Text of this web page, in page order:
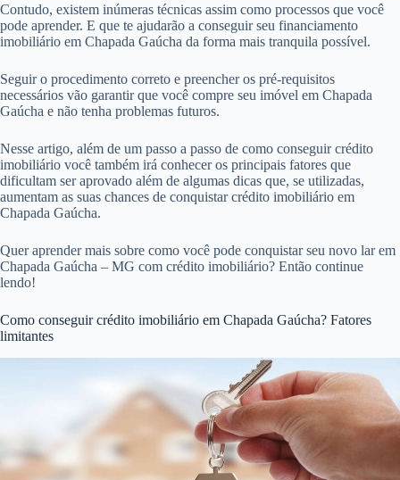
Contudo, existem inúmeras técnicas assim como processos que você
pode aprender. E que te ajudarão a conseguir seu financiamento
imobiliário em Chapada Gaúcha da forma mais tranquila possível.
Seguir o procedimento correto e preencher os pré-requisitos
necessários vão garantir que você compre seu imóvel em Chapada
Gaúcha e não tenha problemas futuros.
Nesse artigo, além de um passo a passo de como conseguir crédito
imobiliário você também irá conhecer os principais fatores que
dificultam ser aprovado além de algumas dicas que, se utilizadas,
aumentam as suas chances de conquistar crédito imobiliário em
Chapada Gaúcha.
Quer aprender mais sobre como você pode conquistar seu novo lar em
Chapada Gaúcha – MG com crédito imobiliário? Então continue
lendo!
Como conseguir crédito imobiliário em Chapada Gaúcha? Fatores
limitantes